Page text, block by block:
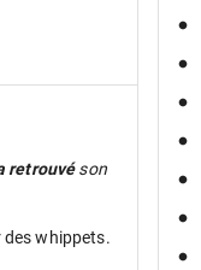
retrouvéson
whippets.